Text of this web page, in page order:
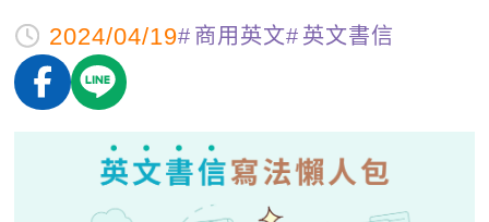
英文檢定
TOEIC 多益課程
IELTS 雅思課程
GEPT 全民英檢課程
能力養成
自然發音
特色課程
主題課程
多益秒學堂
英文能力測驗
師資團隊
學習分享
學員故事
學員讚出來
企業服務
2024/04/19 商用英文 英文書信